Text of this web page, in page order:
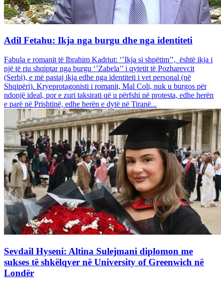
Adil Fetahu: Ikja nga burgu dhe nga identiteti
Fabula e romanit të Ibrahim Kadriut: ‘’Ikja si shpëtim’’, është ikja i
një të riu shqiptar nga burgu ‘’Zabela’’ i qytetit të Pozharevcit
(Serbi), e më pastaj ikja edhe nga identiteti i vet personal (në
Shqipëri). Kryeprotagonisti i romanit, Mal Coli, nuk u burgos për
ndonjë ideal, por e zuri taksirati që u përfshi në protesta, edhe herën
e parë në Prishtinë, edhe herën e dytë në Tiranë...
Sevdail Hyseni: Altina Sulejmani diplomon me
sukses të shkëlqyer në University of Greenwich në
Londër